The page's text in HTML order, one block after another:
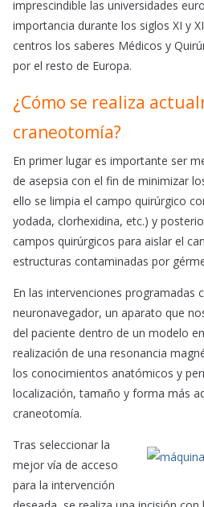
imprescindible las universidades
importancia durante los siglos XI y
centros los saberes Médicos y
por el resto de Europa.
¿Cómo se realiza
craneotomía?
En primer lugar es importante ser
de asepsia con el fin de minimizar
ello se limpia el campo quirúrgico
yodada, clorhexidina, etc.) y
campos quirúrgicos para aislar el
estructuras contaminadas por
En las intervenciones programadas
neuronavegador, un aparato que
del paciente dentro de un modelo
realización de una resonancia
los conocimientos anatómicos y
localización, tamaño y forma más
craneotomía.
Tras seleccionar la
mejor vía de acceso
para la intervención